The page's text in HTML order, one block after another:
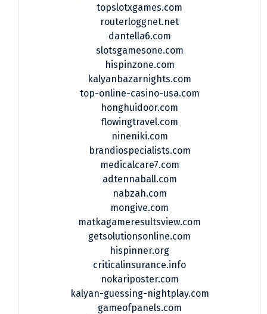
topslotxgames.com
routerloggnet.net
dantella6.com
slotsgamesone.com
hispinzone.com
kalyanbazarnights.com
top-online-casino-usa.com
honghuidoor.com
flowingtravel.com
nineniki.com
brandiospecialists.com
medicalcare7.com
adtennaball.com
nabzah.com
mongive.com
matkagameresultsview.com
getsolutionsonline.com
hispinner.org
criticalinsurance.info
nokariposter.com
kalyan-guessing-nightplay.com
gameofpanels.com